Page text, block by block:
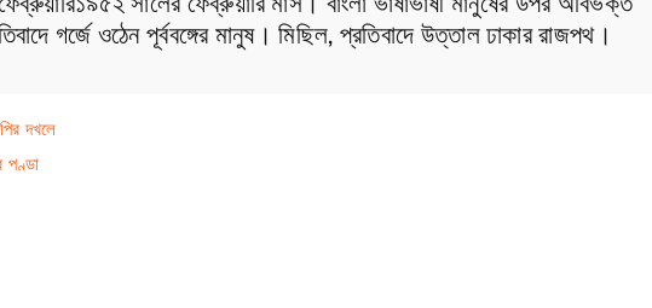
গর্জে ওঠেন পূর্ববঙ্গের মানুষ। মিছিল, প্রতিবাদে উত্তাল ঢাকার রাজপথ।
দখলে
পণ্ডা